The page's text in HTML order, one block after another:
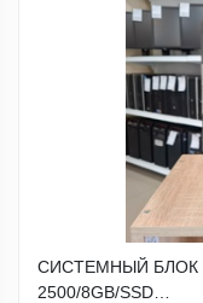
СИСТЕМНЫЙ БЛОК
2500/8GB/SSD…